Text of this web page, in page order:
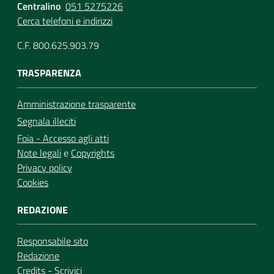
Centralino 051 5275226
Cerca telefoni e indirizzi
C.F. 800.625.903.79
TRASPARENZA
Amministrazione trasparente
Segnala illeciti
Foia - Accesso agli atti
Note legalie Copyrights
Privacy policy
Cookies
REDAZIONE
Responsabile sito
Redazione
Credits - Scrivici